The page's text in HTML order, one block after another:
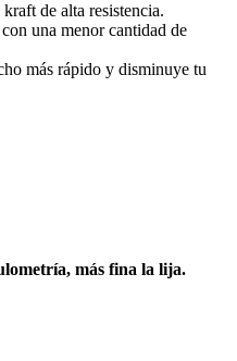
de alta resistencia.
una menor cantidad de
más rápido y disminuye tu
más fina la lija.